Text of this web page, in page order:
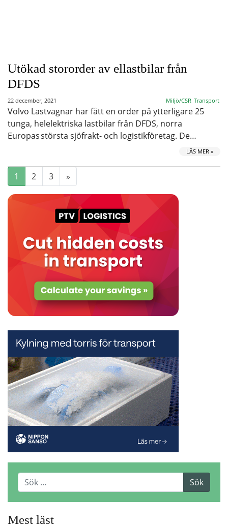
Utökad stororder av ellastbilar från
DFDS
22 december, 2021 Miljö/CSR Transport
Volvo Lastvagnar har fått en order på ytterligare 25
tunga, helelektriska lastbilar från DFDS, norra
Europas största sjöfrakt- och logistikföretag. De…
LÄS MER »
1 2 3 »
Mest läst